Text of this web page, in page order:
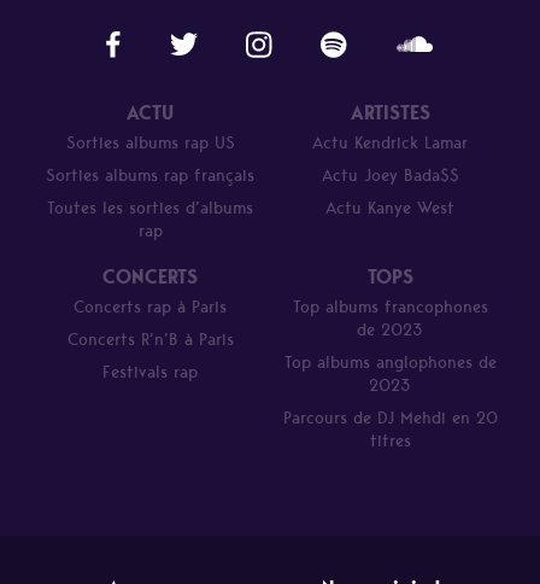
ACTU
Sorties albums rap US
Sorties albums rap français
Toutes les sorties d’albums
rap
ARTISTES
Actu Kendrick Lamar
Actu Joey Bada$$
Actu Kanye West
CONCERTS
Concerts rap à Paris
Concerts R’n’B à Paris
Festivals rap
TOPS
Top albums francophones
de 2023
Top albums anglophones de
2023
Parcours de DJ Mehdi en 20
titres